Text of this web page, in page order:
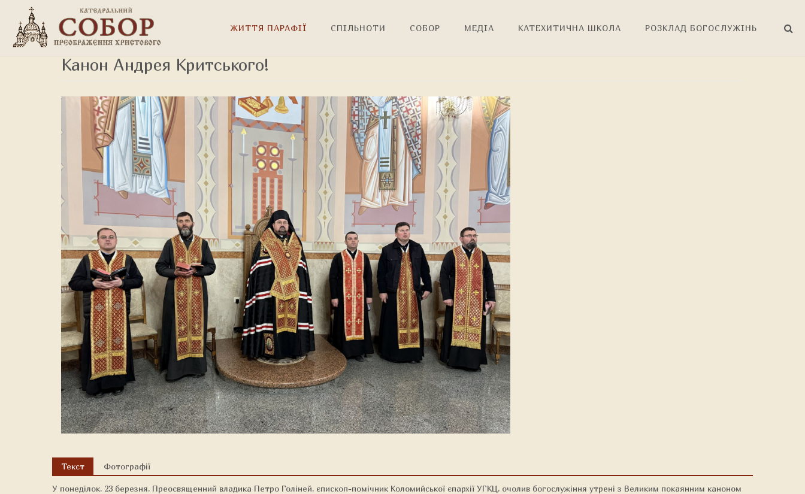
ЖИТТЯ ПАРАФІЇ СПІЛЬНОТИ СОБОР МЕДІА КАТЕХИТИЧНА ШКОЛА РОЗКЛАД БОГОСЛУЖІНЬ
Канон Андрея Критського!
Текст Фотографії
У понеділок, 23 березня, Преосвященний владика Петро Голіней, єпископ-помічник Коломийської єпархії УГКЦ, очолив богослужіння утрені з Великим покаянним каноном